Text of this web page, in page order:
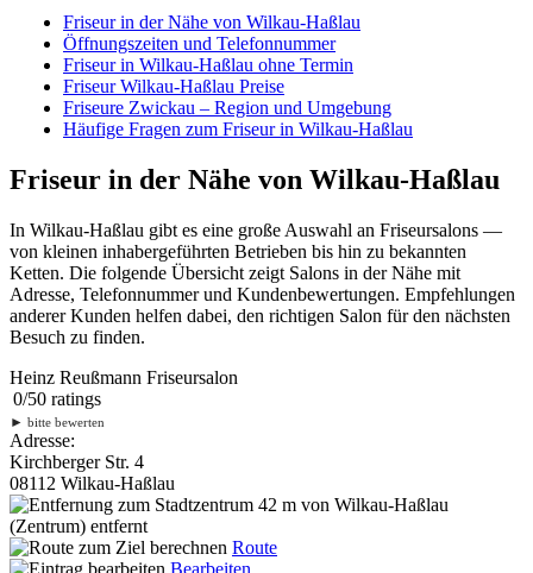
Friseur in der Nähe von Wilkau-Haßlau
Öffnungszeiten und Telefonnummer
Friseur in Wilkau-Haßlau ohne Termin
Friseur Wilkau-Haßlau Preise
Friseure Zwickau – Region und Umgebung
Häufige Fragen zum Friseur in Wilkau-Haßlau
Friseur in der Nähe von Wilkau-Haßlau
In Wilkau-Haßlau gibt es eine große Auswahl an Friseursalons —
von kleinen inhabergeführten Betrieben bis hin zu bekannten
Ketten. Die folgende Übersicht zeigt Salons in der Nähe mit
Adresse, Telefonnummer und Kundenbewertungen. Empfehlungen
anderer Kunden helfen dabei, den richtigen Salon für den nächsten
Besuch zu finden.
Heinz Reußmann Friseursalon
0/50 ratings
► bitte bewerten
Adresse:
Kirchberger Str. 4
08112 Wilkau-Haßlau
42 m von Wilkau-Haßlau
(Zentrum) entfernt
Route
Bearbeiten